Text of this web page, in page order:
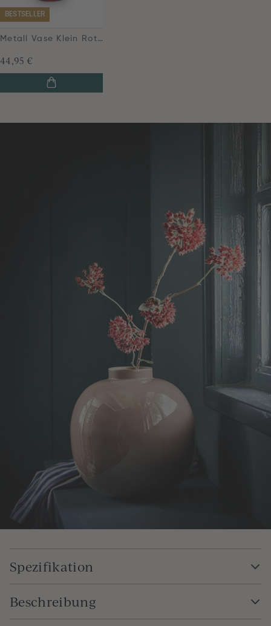
BESTSELLER
Metall Vase Klein Rot 24cm
44,95 €
Spezifikation
Beschreibung